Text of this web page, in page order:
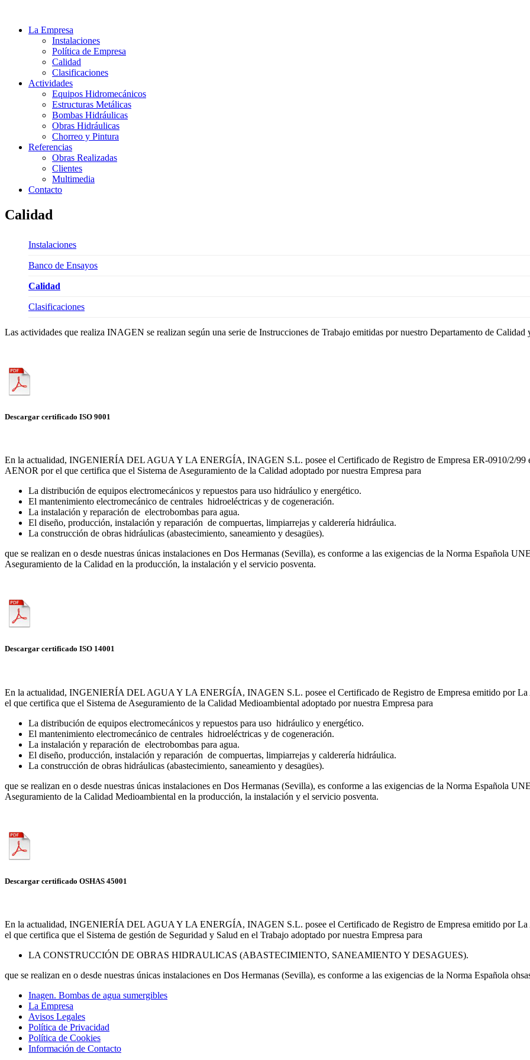
La Empresa
Instalaciones
Política de Empresa
Calidad
Clasificaciones
Actividades
Equipos Hidromecánicos
Estructuras Metálicas
Bombas Hidráulicas
Obras Hidráulicas
Chorreo y Pintura
Referencias
Obras Realizadas
Clientes
Multimedia
Contacto
Calidad
Instalaciones
Banco de Ensayos
Calidad
Clasificaciones
Las actividades que realiza INAGEN se realizan según una serie de Instrucciones de Trabajo emitidas por nuestro Departamento de
Descargar certificado ISO 9001
En la actualidad, INGENIERÍA DEL AGUA Y LA ENERGÍA, INAGEN S.L. posee el Certificado de Registro de Empresa ER-0910/2/99
AENOR por el que certifica que el Sistema de Aseguramiento de la Calidad adoptado por nuestra Empresa para
La distribución de equipos electromecánicos y repuestos para uso hidráulico y energético.
El mantenimiento electromecánico de centrales hidroeléctricas y de cogeneración.
La instalación y reparación de electrobombas para agua.
El diseño, producción, instalación y reparación de compuertas, limpiarrejas y calderería hidráulica.
La construcción de obras hidráulicas (abastecimiento, saneamiento y desagües).
que se realizan en o desde nuestras únicas instalaciones en Dos Hermanas (Sevilla), es conforme a las exigencias de la Norma Española
Aseguramiento de la Calidad en la producción, la instalación y el servicio posventa.
Descargar certificado ISO 14001
En la actualidad, INGENIERÍA DEL AGUA Y LA ENERGÍA, INAGEN S.L. posee el Certificado de Registro de Empresa emitido por
el que certifica que el Sistema de Aseguramiento de la Calidad Medioambiental adoptado por nuestra Empresa para
La distribución de equipos electromecánicos y repuestos para uso hidráulico y energético.
El mantenimiento electromecánico de centrales hidroeléctricas y de cogeneración.
La instalación y reparación de electrobombas para agua.
El diseño, producción, instalación y reparación de compuertas, limpiarrejas y calderería hidráulica.
La construcción de obras hidráulicas (abastecimiento, saneamiento y desagües).
que se realizan en o desde nuestras únicas instalaciones en Dos Hermanas (Sevilla), es conforme a las exigencias de la Norma Española
Aseguramiento de la Calidad Medioambiental en la producción, la instalación y el servicio posventa.
Descargar certificado OSHAS 45001
En la actualidad, INGENIERÍA DEL AGUA Y LA ENERGÍA, INAGEN S.L. posee el Certificado de Registro de Empresa emitido por
el que certifica que el Sistema de gestión de Seguridad y Salud en el Trabajo adoptado por nuestra Empresa para
LA CONSTRUCCIÓN DE OBRAS HIDRAULICAS (ABASTECIMIENTO, SANEAMIENTO Y DESAGUES).
que se realizan en o desde nuestras únicas instalaciones en Dos Hermanas (Sevilla), es conforme a las exigencias de la Norma Española
Inagen. Bombas de agua sumergibles
La Empresa
Avisos Legales
Política de Privacidad
Política de Cookies
Información de Contacto